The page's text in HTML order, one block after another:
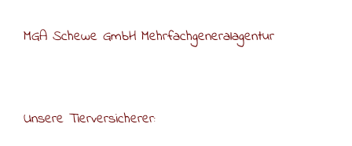
MGA Schewe GmbH Mehrfachgeneralagentur
Unsere Tierversicherer: